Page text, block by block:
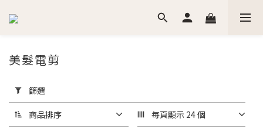
用
篩
選
(0/20)
美髮電剪
篩選
商品排序 每頁顯示 24 個